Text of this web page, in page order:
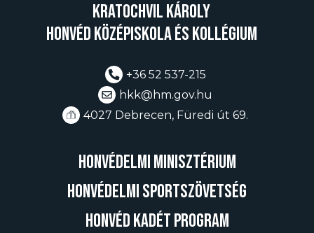
Kratochvil Károly
Honvéd Középiskola és Kollégium
+36 52 537-215
hkk@hm.gov.hu
4027 Debrecen, Füredi út 69.
Honvédelmi minisztérium
Honvédelmi Sportszövetség
Honvéd Kadét Program